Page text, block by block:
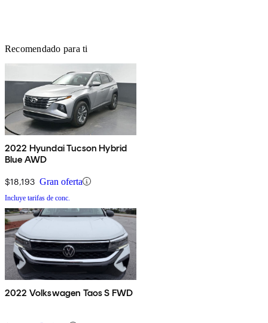
Recomendado para ti
2022 Hyundai Tucson Hybrid
Blue AWD
$18,193 Gran oferta
Incluye tarifas de conc.
2022 Volkswagen Taos S FWD